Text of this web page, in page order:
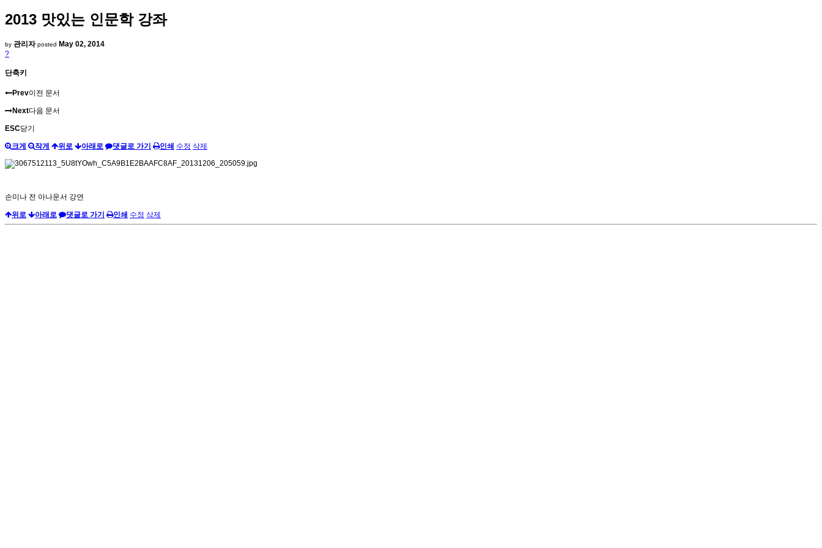
2013 맛있는 인문학 강좌
by 관리자 posted May 02, 2014
?
단축키
Prev이전 문서
Next다음 문서
ESC닫기
크게 작게 위로 아래로 댓글로 가기 인쇄 수정 삭제
손미나 전 아나운서 강연
위로 아래로 댓글로 가기 인쇄 수정 삭제